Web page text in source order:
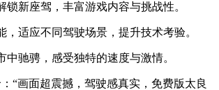
锁新座驾，丰富游戏内容与挑战性。
，适应不同驾驶场景，提升技术考验。
中驰骋，感受独特的速度与激情。
“画面超震撼，驾驶感真实，免费版太良